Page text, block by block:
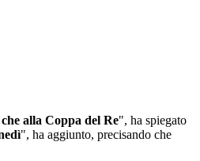
alla Coppa del Re", ha spiegato
", ha aggiunto, precisando che